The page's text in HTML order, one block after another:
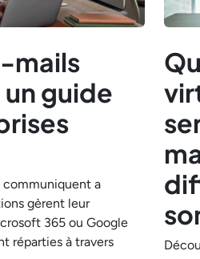
mails
guide
communiquent a
gèrent leur
365 ou Google
réparties à travers